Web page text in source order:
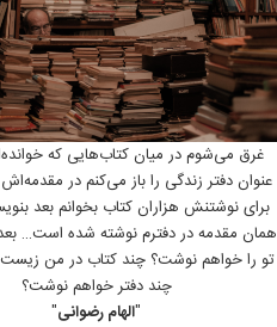
غرق می‌شوم در میان کتاب‌هایی که
عنوان دفتر زندگی را باز می‌کنم در مقدمه‌اش
برای نوشتنش هزاران کتاب بخوانم بعد
همان مقدمه در دفترم نوشته شده است…
تو را خواهم نوشت؟ چند کتاب در من
چند دفتر خواهم نوشت؟
"الهام رضوانی"